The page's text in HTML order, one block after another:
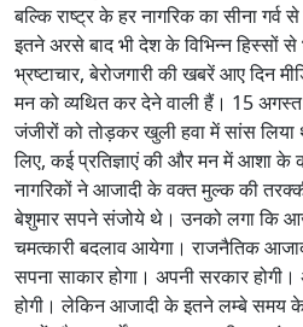
बल्कि राष्ट्र के हर नागरिक का सीना गर्व
इतने अरसे बाद भी देश के विभिन्न हिस्सों
भ्रष्टाचार, बेरोजगारी की खबरें आए दिन
मन को व्यथित कर देने वाली हैं। 15
जंजीरों को तोड़कर खुली हवा में सांस
लिए, कई प्रतिज्ञाएं की और मन में आशा
नागरिकों ने आजादी के वक्त मुल्क की
बेशुमार सपने संजोये थे। उनको लगा कि
चमत्कारी बदलाव आयेगा। राजनैतिक
सपना साकार होगा। अपनी सरकार
होगी। लेकिन आजादी के इतने लम्बे समय के